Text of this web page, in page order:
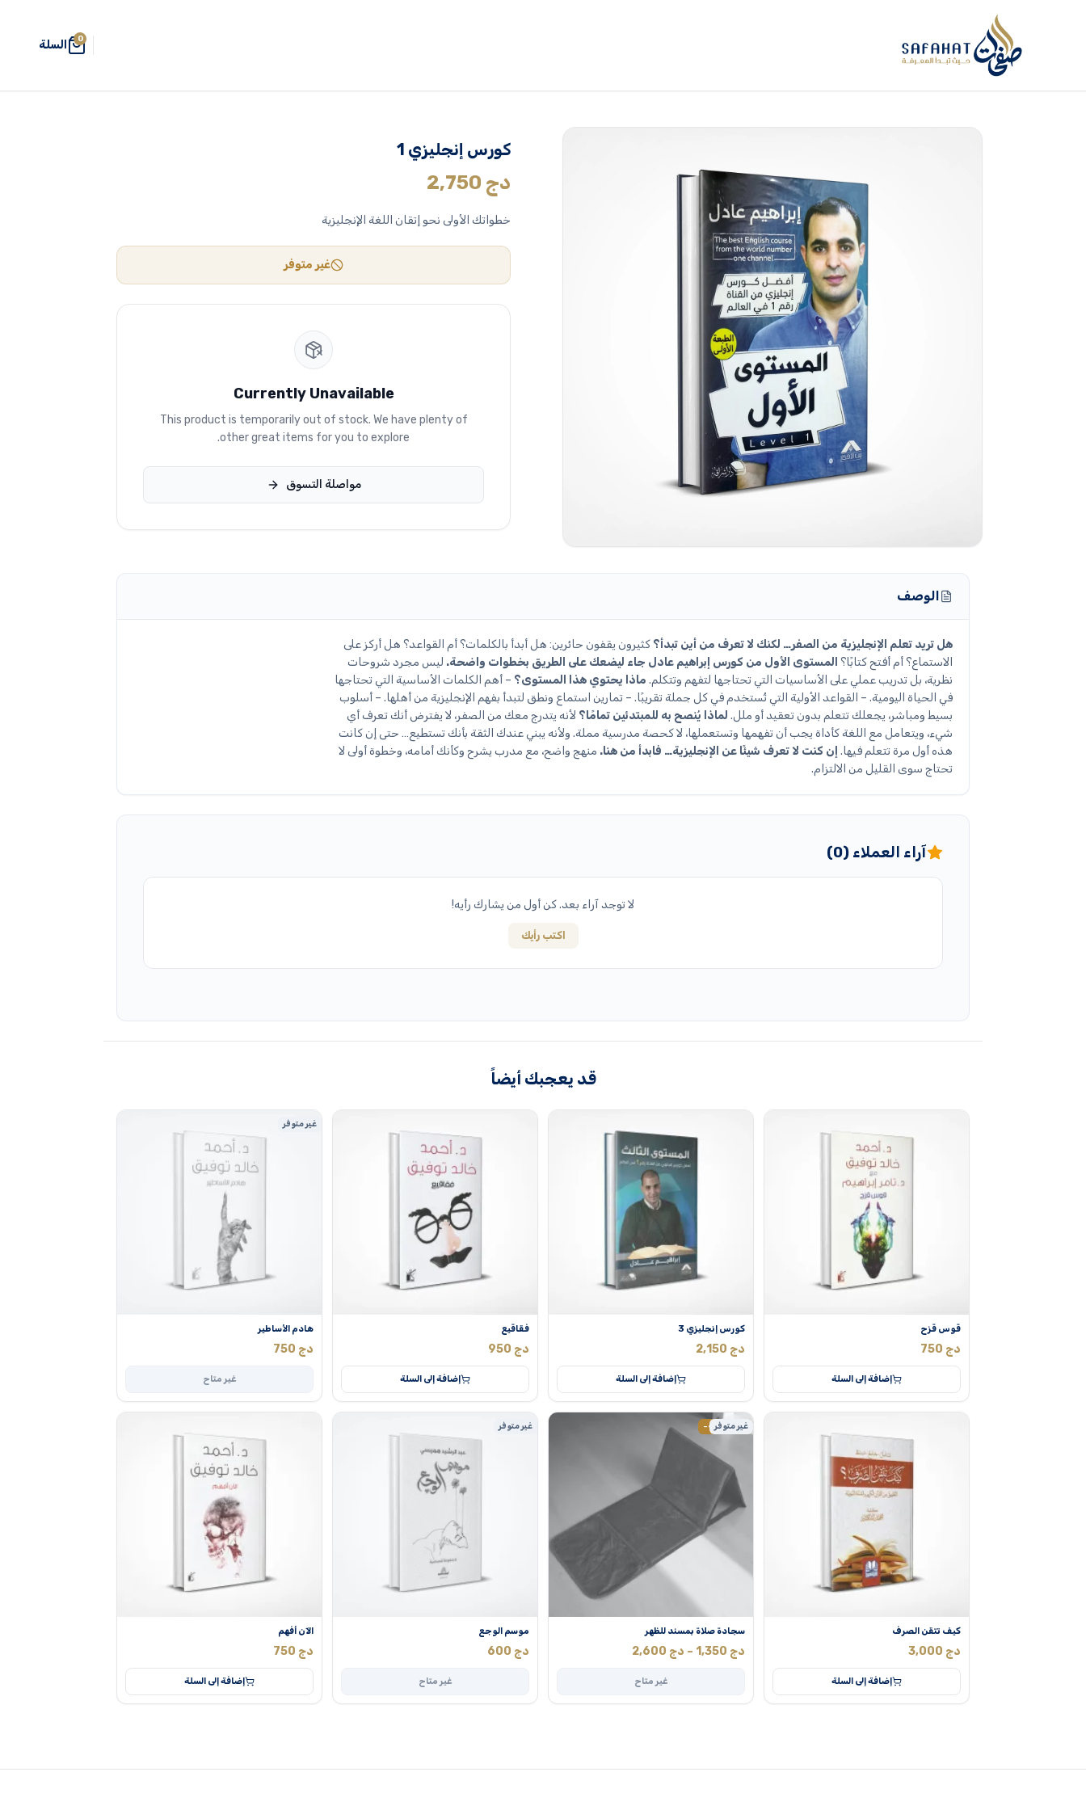
0 السلة
كورس إنجليزي 1
2,750 دج
خطواتك الأولى نحو إتقان اللغة الإنجليزية
غير متوفر
Currently Unavailable
This product is temporarily out of stock. We have plenty of
other great items for you to explore.
مواصلة التسوق
الوصف
هل تريد تعلم الإنجليزية من الصفر… لكنك لا تعرف من أين تبدأ؟ كثيرون يقفون حائرين: هل أبدأ بالكلمات؟ أم القواعد؟ هل أركز على
الاستماع؟ أم أفتح كتابًا؟ المستوى الأول من كورس إبراهيم عادل جاء ليضعك على الطريق بخطوات واضحة. ليس مجرد شروحات
نظرية، بل تدريب عملي على الأساسيات التي تحتاجها لتفهم وتتكلم. ماذا يحتوي هذا المستوى؟ – أهم الكلمات الأساسية التي تحتاجها
في الحياة اليومية. – القواعد الأولية التي تُستخدم في كل جملة تقريبًا. – تمارين استماع ونطق لتبدأ بفهم الإنجليزية من أهلها. – أسلوب
بسيط ومباشر، يجعلك تتعلم بدون تعقيد أو ملل. لماذا يُنصح به للمبتدئين تمامًا؟ لأنه يتدرج معك من الصفر، لا يفترض أنك تعرف أي
شيء، ويتعامل مع اللغة كأداة يجب أن تفهمها وتستعملها، لا كحصة مدرسية مملة. ولأنه يبني عندك الثقة بأنك تستطيع… حتى إن كانت
هذه أول مرة تتعلم فيها. إن كنت لا تعرف شيئًا عن الإنجليزية… فابدأ من هنا. منهج واضح، مع مدرب يشرح وكأنك أمامه، وخطوة أولى لا
تحتاج سوى القليل من الالتزام.
آراء العملاء (0)
لا توجد آراء بعد. كن أول من يشارك رأيه!
اكتب رأيك
قد يعجبك أيضاً
قوس قزح
750 دج
إضافة إلى السلة
كورس إنجليزي 3
2,150 دج
إضافة إلى السلة
فقاقيع
950 دج
إضافة إلى السلة
غير متوفر
هادم الأساطير
750 دج
غير متاح
كيف تتقن الصرف
3,000 دج
إضافة إلى السلة
-48% MAX
غير متوفر
سجادة صلاة بمسند للظهر
1,350 دج –
2,600 دج
غير متاح
غير متوفر
موسم الوجع
600 دج
غير متاح
الآن أفهم
750 دج
إضافة إلى السلة